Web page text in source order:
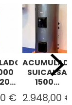
€
SUICALSA
1500...
2.948,00 €